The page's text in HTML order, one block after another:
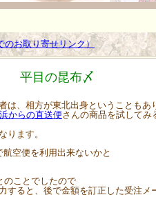
のお取り寄せリンク）
平目の昆布〆
は、相方が東北出身ということもあ
浜からの直送便さんの商品を試してみ
ります。
空便を利用出来ないかと
のことでしたので
ると、後で金額を訂正した受注メ